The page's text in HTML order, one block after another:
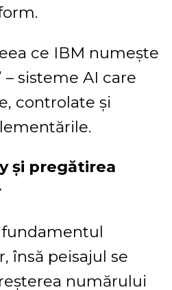
ce IBM numește
– sisteme AI care
controlate și
și pregătirea
însă peisajul se
numărului